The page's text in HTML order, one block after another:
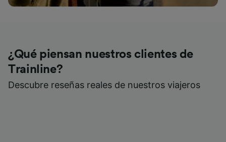
¿Qué piensan nuestros clientes de
Trainline?
Descubre reseñas reales de nuestros viajeros